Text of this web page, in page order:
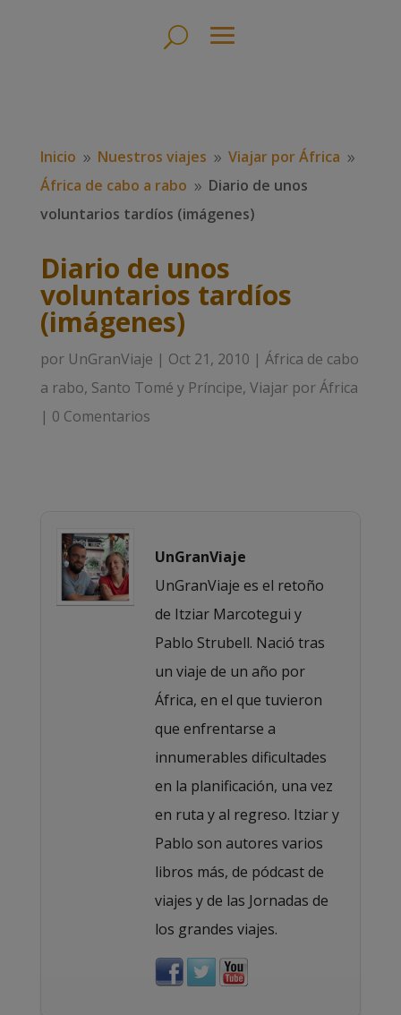
Inicio 9 Nuestros viajes 9 Viajar por África 9
África de cabo a rabo 9 Diario de unos
voluntarios tardíos (imágenes)
Diario de unos
voluntarios tardíos
(imágenes)
por UnGranViaje | Oct 21, 2010 | África de cabo
a rabo, Santo Tomé y Príncipe, Viajar por África
| 0 Comentarios
UnGranViaje
UnGranViaje es el retoño
de Itziar Marcotegui y
Pablo Strubell. Nació tras
un viaje de un año por
África, en el que tuvieron
que enfrentarse a
innumerables dificultades
en la planificación, una vez
en ruta y al regreso. Itziar y
Pablo son autores varios
libros más, de pódcast de
viajes y de las Jornadas de
los grandes viajes.